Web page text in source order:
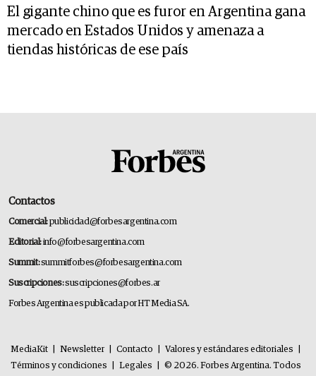
El gigante chino que es furor en Argentina gana
mercado en Estados Unidos y amenaza a
tiendas históricas de ese país
Contactos
Comercial:publicidad@forbesargentina.com
Editorial:info@forbesargentina.com
Summit:summitforbes@forbesargentina.com
Suscripciones:suscripciones@forbes.ar
Forbes Argentina es publicada por HT Media SA.
MediaKit Newsletter Contacto Valores y estándares editoriales
Términos y condiciones
Legales © 2026. Forbes Argentina. Todos